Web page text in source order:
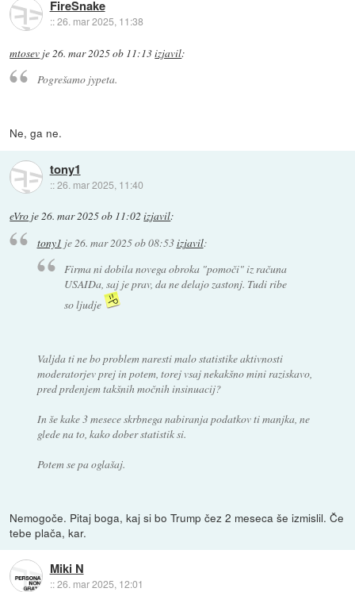
FireSnake
::26. mar 2025, 11:38
mtosev je26. mar 2025 ob 11:13izjavil:
Pogrešamo jypeta.
Ne, ga ne.
tony1
::26. mar 2025, 11:40
eVro je26. mar 2025 ob 11:02 izjavil:
tony1 je26. mar 2025 ob 08:53izjavil:
Firma ni dobila novega obroka "pomoči" iz računa
USAIDa, saj je prav, da ne delajo zastonj. Tudi ribe
so ljudje
Valjda ti ne bo problem naresti malo statistike aktivnosti
moderatorjev prej in potem, torej vsaj nekakšno mini raziskavo,
pred prdenjem takšnih močnih insinuacij?
In še kake 3 mesece skrbnega nabiranja podatkov ti manjka, ne
glede na to, kako dober statistik si.
Potem se pa oglašaj.
Nemogoče. Pitaj boga, kaj si bo Trump čez 2 meseca še izmislil. Če
tebe plača, kar.
Miki N
::26. mar 2025, 12:01